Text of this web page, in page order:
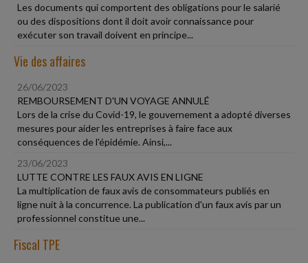
Les documents qui comportent des obligations pour le salarié
ou des dispositions dont il doit avoir connaissance pour
exécuter son travail doivent en principe...
Vie des affaires
26/06/2023
REMBOURSEMENT D'UN VOYAGE ANNULÉ
Lors de la crise du Covid-19, le gouvernement a adopté diverses
mesures pour aider les entreprises à faire face aux
conséquences de l'épidémie. Ainsi,...
23/06/2023
LUTTE CONTRE LES FAUX AVIS EN LIGNE
La multiplication de faux avis de consommateurs publiés en
ligne nuit à la concurrence. La publication d'un faux avis par un
professionnel constitue une...
Fiscal TPE